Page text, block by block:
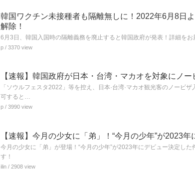
韓国ワクチン未接種者も隔離無しに！2022年6月8日
解除！
6月3日、韓国入国時の隔離義務を廃止すると韓国政府が発表！詳細をお
p / 3370 view
【速報】韓国政府が日本・台湾・マカオを対象にノー
「ソウルフェスタ2022」等を控え、日本·台湾·マカオ観光客のノービ
可すると…
p / 3990 view
【速報】今月の少女に「弟」！“今月の少年”が2023年
今月の少女に「弟」が登場！“今月の少年”が2023年にデビュー決定した
す！
ilin / 2908 view